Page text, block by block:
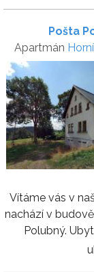
Pošta
Apartmán
Vítáme vás v
nachází v
Polubný.